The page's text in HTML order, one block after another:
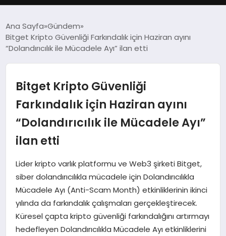
DÜNYA
EKONOMI
MAGAZIN
SIYASET
SPOR
TEKNOLOJI
Ana Sayfa Gündem
Bitget Kripto Güvenliği Farkındalık için Haziran ayını
“Dolandırıcılık ile Mücadele Ayı” ilan etti
Bitget Kripto Güvenliği
Farkındalık için Haziran ayını
“Dolandırıcılık ile Mücadele Ayı”
ilan etti
Lider kripto varlık platformu ve Web3 şirketi Bitget,
siber dolandırıcılıkla mücadele için Dolandırıcılıkla
Mücadele Ayı (Anti-Scam Month) etkinliklerinin ikinci
yılında da farkındalık çalışmaları gerçekleştirecek.
Küresel çapta kripto güvenliği farkındalığını artırmayı
hedefleyen Dolandırıcılıkla Mücadele Ayı etkinliklerini